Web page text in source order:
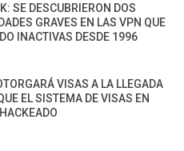
SE DESCUBRIERON DOS
GRAVES EN LAS VPN QUE
INACTIVAS DESDE 1996
VISAS A LA LLEGADA
EL SISTEMA DE VISAS EN